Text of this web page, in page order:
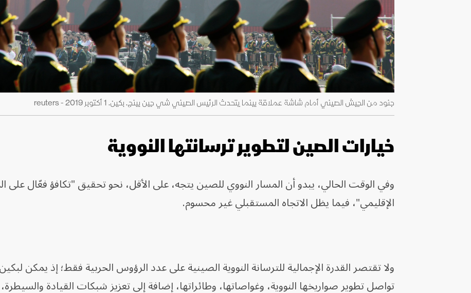
جنود من الجيش الصيني أمام شاشة عملاقة بينما يتحدث الرئيس الصيني شي جين بينج. بكين. 1 أكتوبر 2019 - reuters
خيارات الصين لتطوير ترسانتها النووية
وفي الوقت الحالي، يبدو أن المسار النووي للصين يتجه، على الأقل، نحو تحقيق "تكافؤ فعّال على
الإقليمي"، فيما يظل الاتجاه المستقبلي غير محسوم.
ولا تقتصر القدرة الإجمالية للترسانة النووية الصينية على عدد الرؤوس الحربية فقط؛ إذ يمكن
تواصل تطوير صواريخها النووية، وغواصاتها، وطائراتها، إضافة إلى تعزيز شبكات القيادة